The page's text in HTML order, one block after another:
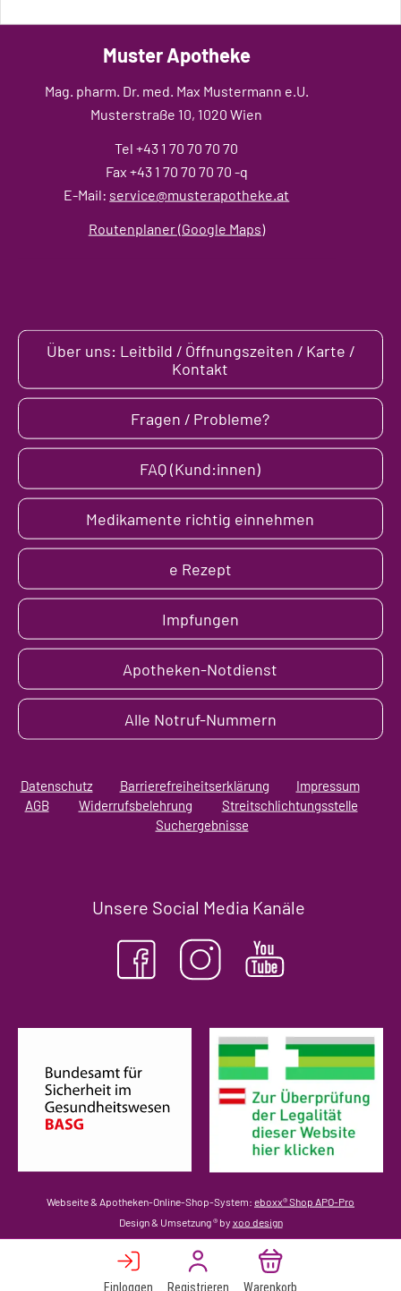
Muster Apotheke
Mag. pharm. Dr. med. Max Mustermann e.U.
Musterstraße 10, 1020 Wien
Tel +43 1 70 70 70 70
Fax +43 1 70 70 70 70 -q
E-Mail: service@musterapotheke.at
Routenplaner (Google Maps)
Über uns: Leitbild / Öffnungszeiten / Karte /
Kontakt
Fragen / Probleme?
FAQ (Kund:innen)
Medikamente richtig einnehmen
e Rezept
Impfungen
Apotheken-Notdienst
Alle Notruf-Nummern
Datenschutz Barrierefreiheitserklärung
Impressum
AGB
Widerrufsbelehrung
Streitschlichtungsstelle
Suchergebnisse
Unsere Social Media Kanäle
(öffnet in neuem Tab)
Webseite & Apotheken-Online-Shop-System: eboxx® Shop APO-Pro
Design & Umsetzung® by xoo design
Einloggen Registrieren Warenkorb